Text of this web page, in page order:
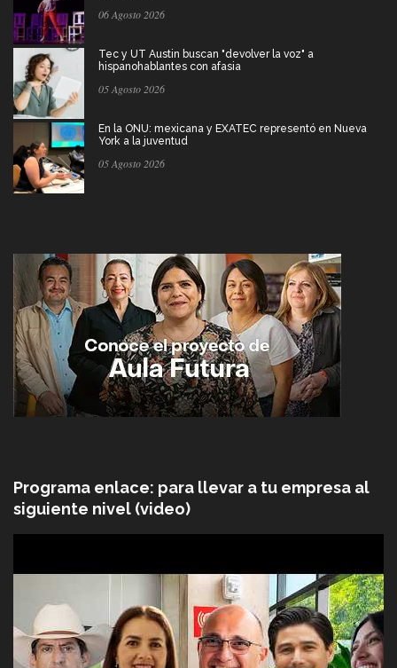
06 Agosto 2026
Tec y UT Austin buscan "devolver la voz" a
hispanohablantes con afasia
05 Agosto 2026
En la ONU: mexicana y EXATEC representó en Nueva
York a la juventud
05 Agosto 2026
Programa enlace: para llevar a tu empresa al
siguiente nivel (video)